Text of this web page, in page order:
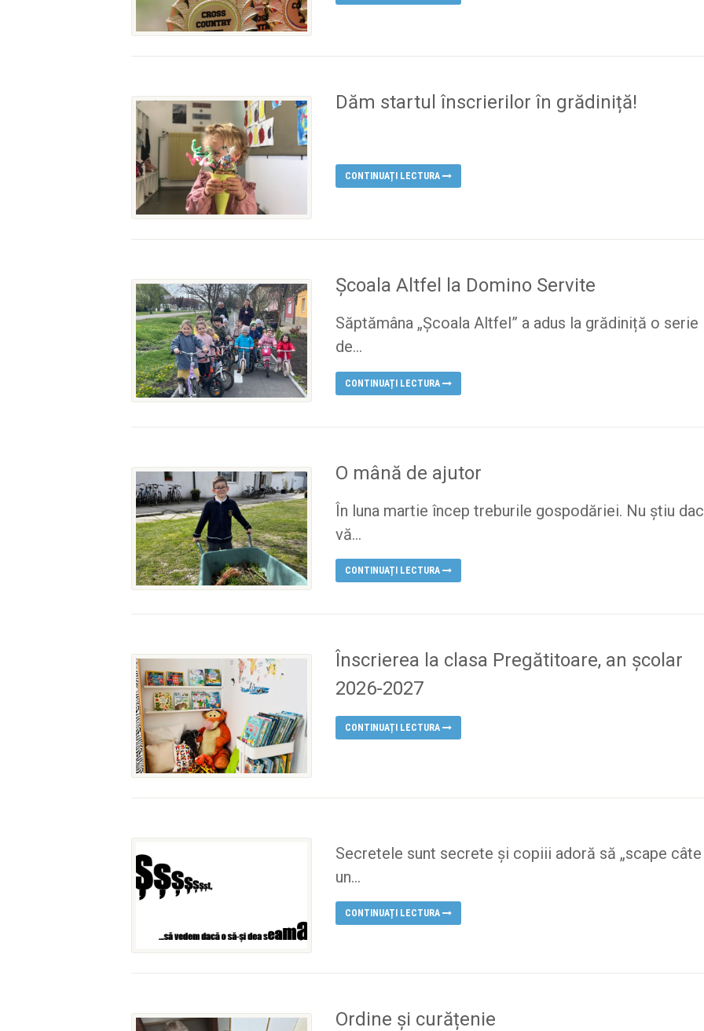
Dăm startul înscrierilor în grădiniță!
CONTINUAȚI LECTURA
Școala Altfel la Domino Servite
Săptămâna „Școala Altfel” a adus la grădiniță o serie
de...
CONTINUAȚI LECTURA
O mână de ajutor
În luna martie încep treburile gospodăriei. Nu știu
vă...
CONTINUAȚI LECTURA
Înscrierea la clasa Pregătitoare, an școlar
2026-2027
CONTINUAȚI LECTURA
Secretele sunt secrete și copiii adoră să „scape câte
un...
CONTINUAȚI LECTURA
Ordine și curățenie